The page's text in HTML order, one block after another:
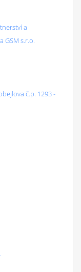
a
GSM s.r.o.
č.p. 1293 -